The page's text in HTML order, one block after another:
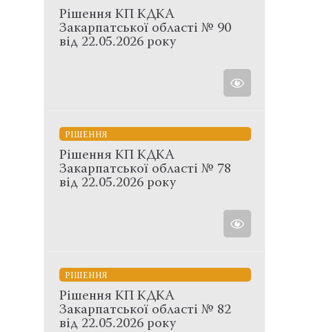
Рішення КП КДКА
Закарпатської області № 90
від 22.05.2026 року
РІШЕННЯ
Рішення КП КДКА
Закарпатської області № 78
від 22.05.2026 року
РІШЕННЯ
Рішення КП КДКА
Закарпатської області № 82
від 22.05.2026 року